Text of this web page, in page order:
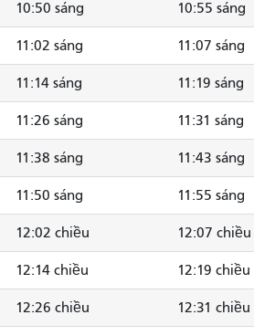
10:50 sáng 10:55 sáng
11:02 sáng 11:07 sáng
11:14 sáng 11:19 sáng
11:26 sáng 11:31 sáng
11:38 sáng 11:43 sáng
11:50 sáng 11:55 sáng
12:02 chiều 12:07 chiều
12:14 chiều 12:19 chiều
12:26 chiều 12:31 chiều